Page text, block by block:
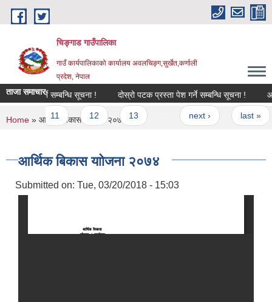
Skip to main content
चिङ्गाड गाउँपालिका
गाउँ कार्यपालिकाको कार्यालय अवलचिङ्ग,सुर्खेत,कर्णाली
प्रदेश, नेपाल
ताजा समाचार
पेश गर्ने सम्बन्धि सूचना ! दोस्रो पटक प्रस्ता पेश गर्ने सम्बन्धि सूचना !
11 12 13 next › last »
You are here
Home » आर्थिक बिकास याोजना २०७४
आर्थिक बिकास याोजना २०७४
Submitted on: Tue, 03/20/2018 - 15:03